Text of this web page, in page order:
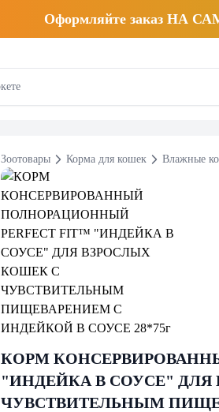
Оформляйте заказ НА
Зоотовары Корма для кошек Влажные
КОРМ
"ИНДЕЙКА В СОУСЕ"
ЧУВСТВИТЕЛЬНЫМ